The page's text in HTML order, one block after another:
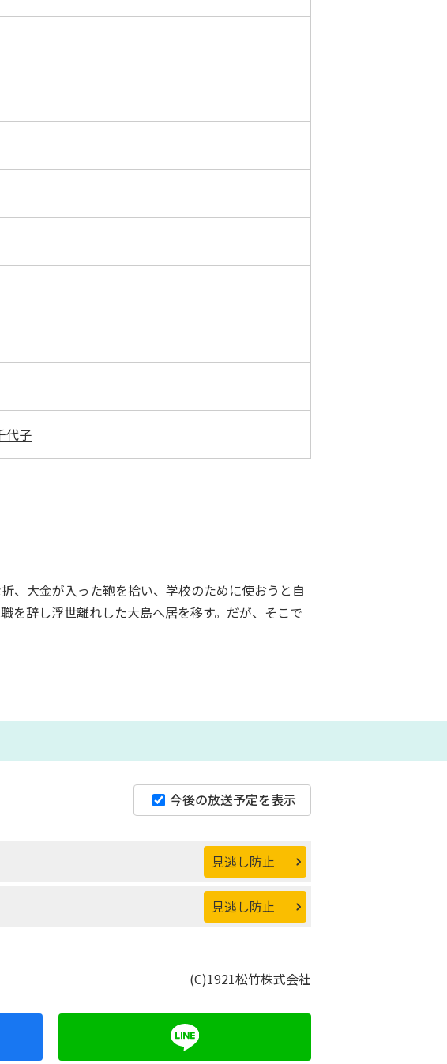
代子
、大金が入った鞄を拾い、学校のために使おうと自
を辞し浮世離れした大島へ居を移す。だが、そこで
今後の放送予定を表示
見逃し防止
見逃し防止
(C)1921松竹株式会社